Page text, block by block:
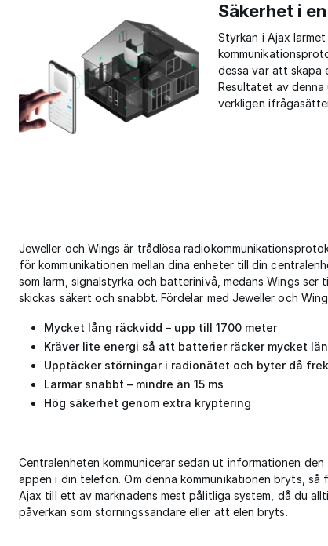
Säkerhet i
Styrkan i Ajax
dessa var att skapa
Resultatet av
verkligen
Jeweller och Wings är trådlösa
för kommunikationen mellan dina enheter till din
som larm, signalstyrka och batterinivå, medans Wings ser
skickas säkert och snabbt. Fördelar med Jeweller och
Mycket lång räckvidd – upp till 1700 meter
Kräver lite energi så att batterier räcker mycket
Upptäcker störningar i radionätet och byter då
Larmar snabbt – mindre än 15 ms
Hög säkerhet genom extra kryptering
Centralenheten kommunicerar sedan ut informationen
appen i din telefon. Om denna kommunikationen bryts,
Ajax till ett av marknadens mest pålitliga system, då du
påverkan som störningssändare eller att elen bryts.